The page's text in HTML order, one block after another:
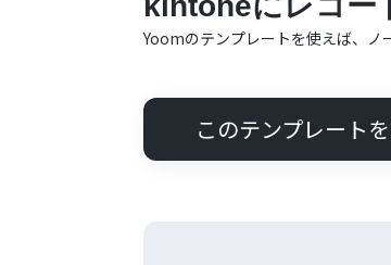
Yoomのテンプレートを使えば、ノ
このテンプレート